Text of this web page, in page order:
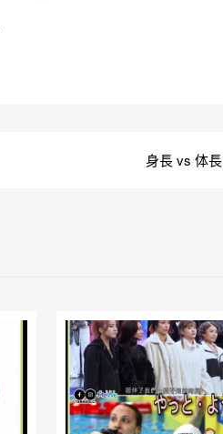
身長 vs 体長